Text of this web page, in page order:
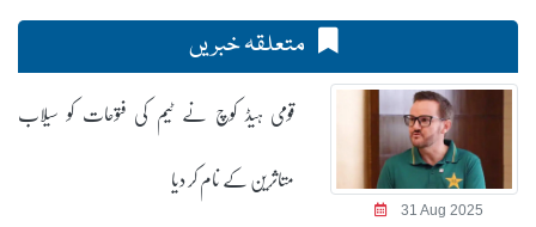
متعلقہ خبریں
قومی ہیڈ کوچ نے ٹیم کی فتوحات کو سیلاب
متاثرین کے نام کر دیا